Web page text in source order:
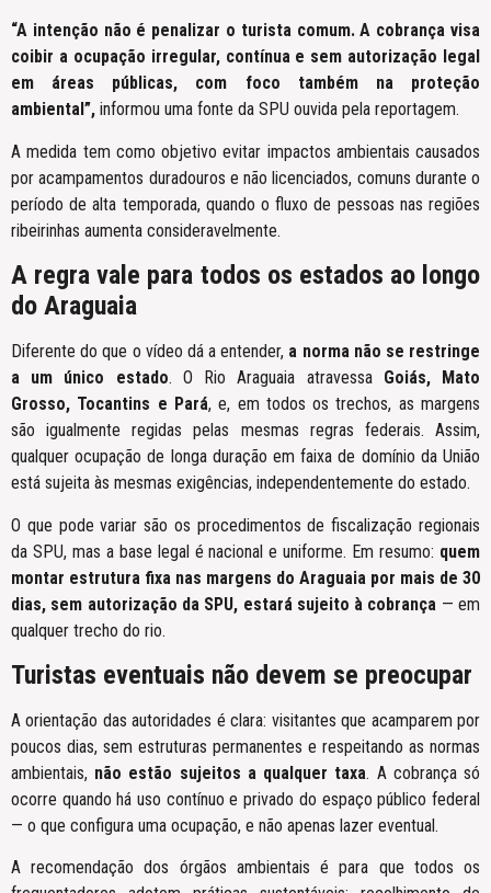
“A intenção não é penalizar o turista comum. A cobrança visa
coibir a ocupação irregular, contínua e sem autorização legal
em áreas públicas, com foco também na proteção
ambiental”, informou uma fonte da SPU ouvida pela reportagem.
A medida tem como objetivo evitar impactos ambientais causados
por acampamentos duradouros e não licenciados, comuns durante o
período de alta temporada, quando o fluxo de pessoas nas regiões
ribeirinhas aumenta consideravelmente.
A regra vale para todos os estados ao longo
do Araguaia
Diferente do que o vídeo dá a entender, a norma não se restringe
a um único estado. O Rio Araguaia atravessa Goiás, Mato
Grosso, Tocantins e Pará, e, em todos os trechos, as margens
são igualmente regidas pelas mesmas regras federais. Assim,
qualquer ocupação de longa duração em faixa de domínio da União
está sujeita às mesmas exigências, independentemente do estado.
O que pode variar são os procedimentos de fiscalização regionais
da SPU, mas a base legal é nacional e uniforme. Em resumo: quem
montar estrutura fixa nas margens do Araguaia por mais de 30
dias, sem autorização da SPU, estará sujeito à cobrança — em
qualquer trecho do rio.
Turistas eventuais não devem se preocupar
A orientação das autoridades é clara: visitantes que acamparem por
poucos dias, sem estruturas permanentes e respeitando as normas
ambientais, não estão sujeitos a qualquer taxa. A cobrança só
ocorre quando há uso contínuo e privado do espaço público federal
— o que configura uma ocupação, e não apenas lazer eventual.
A recomendação dos órgãos ambientais é para que todos os